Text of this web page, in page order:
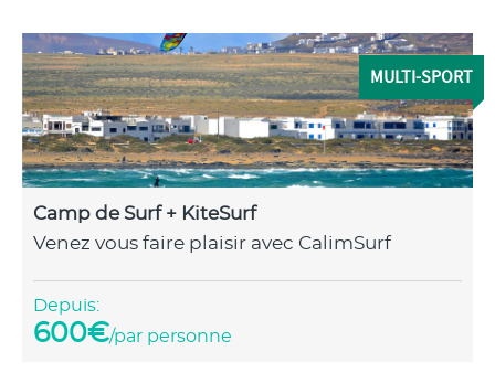
Camp de Surf + KiteSurf
Venez vous faire plaisir avec CalimSurf
Depuis:
600€/par personne
MULTI-SPORT